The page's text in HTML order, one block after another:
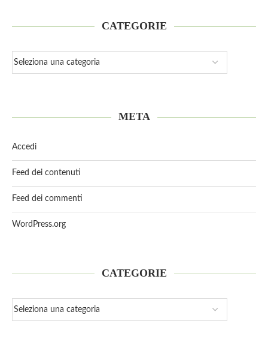
CATEGORIE
META
Accedi
Feed dei contenuti
Feed dei commenti
WordPress.org
CATEGORIE